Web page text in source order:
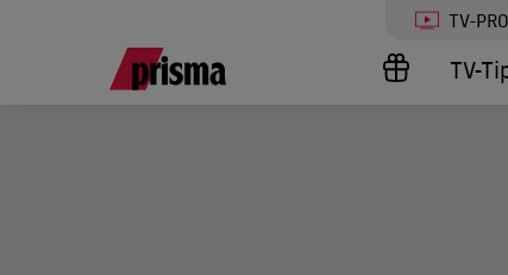
TV-
TV-